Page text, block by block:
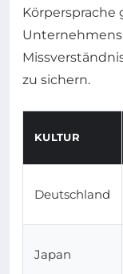
Körpersprache
zu sichern.
KULTUR
Deutschland
Japan